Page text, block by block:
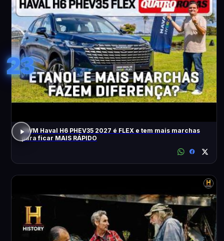
23
GWM Haval H6 PHEV35 2027 é FLEX e tem mais marchas
para ficar MAIS RÁPIDO